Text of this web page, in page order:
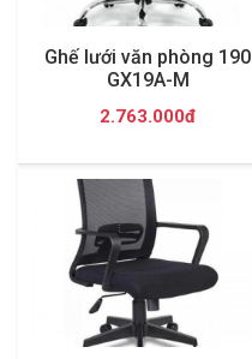
Ghế lưới văn phòng 190
GX19A-M
2.763.000đ